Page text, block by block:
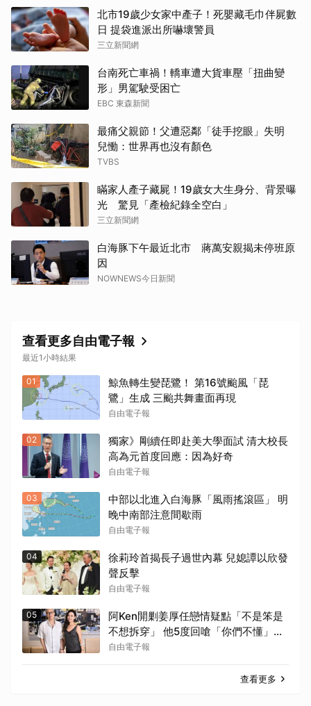
北市19歲少女家中產子！死嬰藏毛巾伴屍數
日 提袋進派出所嚇壞警員
三立新聞網
台南死亡車禍！轎車遭大貨車壓「扭曲變
形」男駕駛受困亡
EBC 東森新聞
最痛父親節！父遭惡鄰「徒手挖眼」失明
兒慟：世界再也沒有顏色
TVBS
瞞家人產子藏屍！19歲女大生身分、背景曝
光 驚見「產檢紀錄全空白」
三立新聞網
白海豚下午最近北市 蔣萬安親揭未停班原
因
NOWNEWS今日新聞
查看更多自由電子報
最近1小時結果
01
鯨魚轉生變琵鷺！ 第16號颱風「琵
鷺」生成 三颱共舞畫面再現
自由電子報
02
獨家》剛續任即赴美大學面試 清大校長
高為元首度回應：因為好奇
自由電子報
03
中部以北進入白海豚「風雨搖滾區」 明
晚中南部注意間歇雨
自由電子報
04
徐莉玲首揭長子過世內幕 兒媳譚以欣發
聲反擊
自由電子報
05
阿Ken開剿姜厚任戀情疑點「不是笨是
不想拆穿」 他5度回嗆「你們不懂」：
我來教育你們
自由電子報
查看更多
取消